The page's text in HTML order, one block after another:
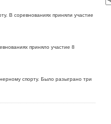
В соревнованиях приняли участие
приняло участие 8
спорту. Было разыграно три